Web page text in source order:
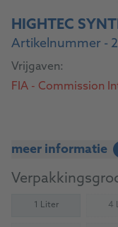
HIGHTEC
Artikelnummer -
Vrijgaven:
FIA - Commission
meer informatie
1 Liter 4